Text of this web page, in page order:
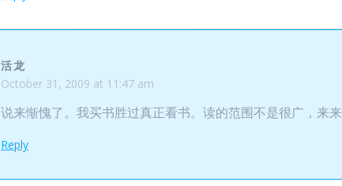
活龙
October 31, 2009 at 11:47 am
说来惭愧了。我买书胜过真正看书。读的范围不是很广，来来
Reply